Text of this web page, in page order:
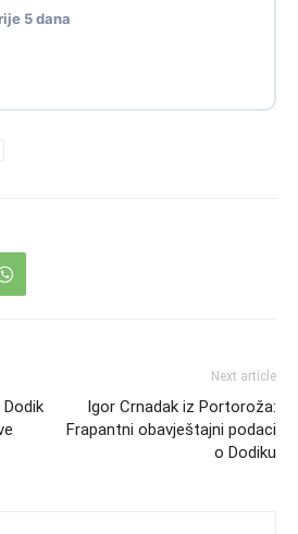
5 dana
Dodik
Next article
Igor Crnadak iz Portoroža:
Frapantni obavještajni podaci
o Dodiku